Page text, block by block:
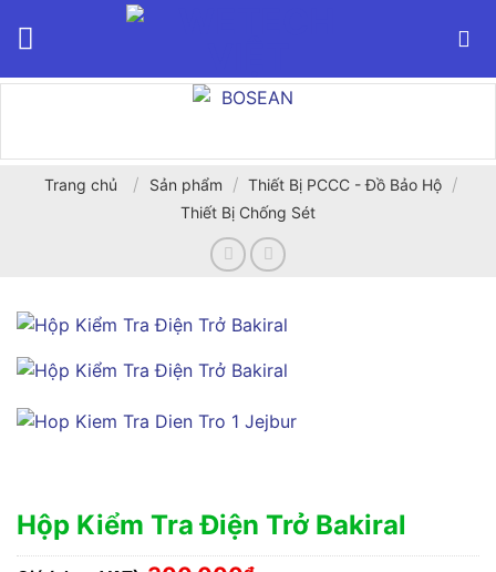
Trang chủ / Sản phẩm / Thiết Bị PCCC - Đồ Bảo Hộ /
Thiết Bị Chống Sét
Hộp Kiểm Tra Điện Trở Bakiral